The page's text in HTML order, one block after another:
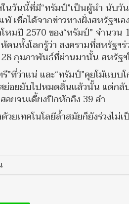
ในวันนี้ที่มี“ทรัมป์”เป็นผู้นำ นับ
เชื่อได้จากข่าวทางฝั่งสหรัฐฯเ
มปี 2570 ของ“ทรัมป์” จำนว
คนทั้งโลกรู้ว่า สงครามที่สหรัฐ
กุมภาพันธ์ที่ผ่านมานั้น สหรัฐ
”ที่ว่าแน่ และ“ทรัมป์”คุยโม้แบบ
อยยับไปหมดสิ้นแล้วนั้น แต่กลั
อยจนเดี้ยงปีกหักถึง 39 ลำ
วยเทคโนโลยีล้ำสมัยก็ยังร่วงไม่